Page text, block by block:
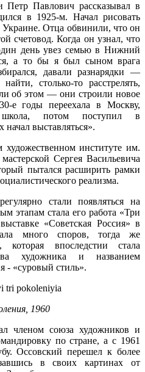
Павлович рассказывал в
в 1925-м. Начал рисовать
Отца обвинили, что он
счетовод. Когда он узнал, что
день увез семью в Нижний
а то бы я был сыном врага
давали разнарядки —
столько-то расстрелять,
об этом — они строили новое
е годы переехала в Москву,
школа, потом поступил в
выставляться».
художественном институте им.
Сергея Васильевича
пытался расширить рамки
реализма.
стали появляться на
этапам стала его работа «Три
«Советская Россия» в
много споров, тогда же
которая впоследстии стала
художника и названием
- «суровый стиль».
1960
членом союза художников и
по стране, а с 1961
Оссовский перешел к более
в своих картинах от